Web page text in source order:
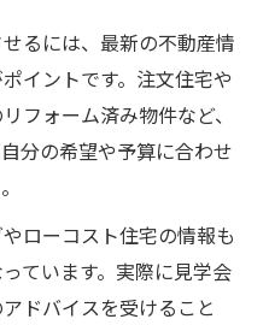
るには、最新の不動産情
イントです。注文住宅や
フォーム済み物件など、
分の希望や予算に合わせ
ローコスト住宅の情報も
ています。実際に見学会
ドバイスを受けること